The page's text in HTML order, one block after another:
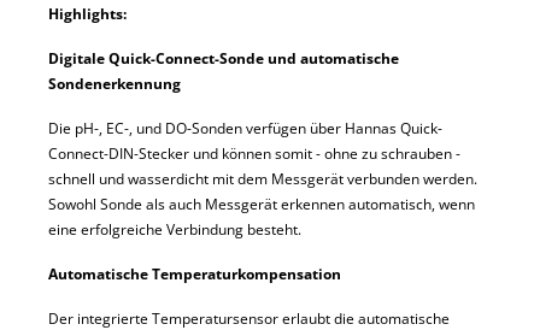
Highlights:
Digitale Quick-Connect-Sonde und automatische
Sondenerkennung
Die pH-, EC-, und DO-Sonden verfügen über Hannas Quick-
Connect-DIN-Stecker und können somit - ohne zu schrauben -
schnell und wasserdicht mit dem Messgerät verbunden werden.
Sowohl Sonde als auch Messgerät erkennen automatisch, wenn
eine erfolgreiche Verbindung besteht.
Automatische Temperaturkompensation
Der integrierte Temperatursensor erlaubt die automatische